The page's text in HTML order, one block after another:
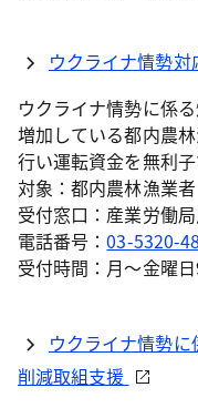
ウクライナ情勢
ウクライナ情勢に係
増加している都内農
行い運転資金を無利子
対象：都内農林漁業者
受付窓口：産業労働
電話番号：03-5320-
受付時間：月～金曜
ウクライナ情勢
削減取組支援